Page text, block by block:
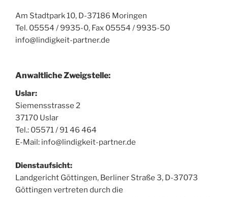
Am Stadtpark 10, D-37186 Moringen
Tel. 05554 / 9935-0, Fax 05554 / 9935-50
info@lindigkeit-partner.de
Anwaltliche Zweigstelle:
Uslar:
Siemensstrasse 2
37170 Uslar
Tel.: 05571 / 91 46 464
E-Mail: info@lindigkeit-partner.de
Dienstaufsicht:
Landgericht Göttingen, Berliner Straße 3, D-37073
Göttingen vertreten durch die